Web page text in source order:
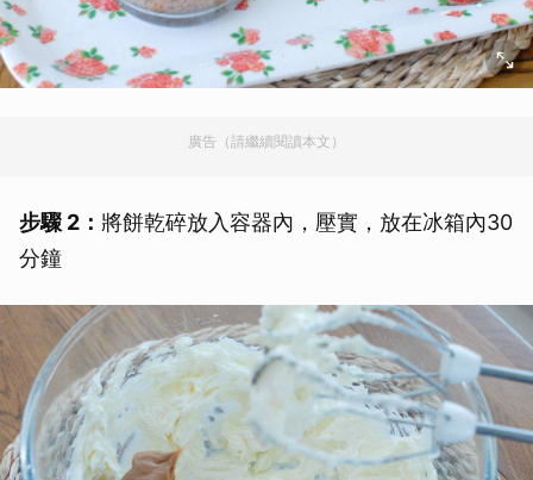
廣告（請繼續閱讀本文）
步驟 2： 將餅乾碎放入容器內，壓實，放在冰箱內30
分鐘